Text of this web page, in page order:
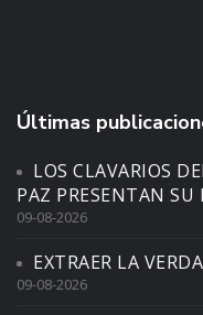
Últimas
LOS CLAVARIOS
PAZ PRESENTAN SU
09-08-2026
EXTRAER LA
09-08-2026